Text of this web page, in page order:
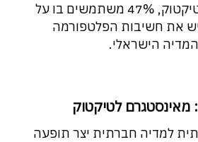
שדיווחו על שימוש בטיקטוק, 47% משתמשים בו על
את חשיבות הפלטפורמה
הישראלי.
לטיקטוק
למדיה חברתית יצר תופעה